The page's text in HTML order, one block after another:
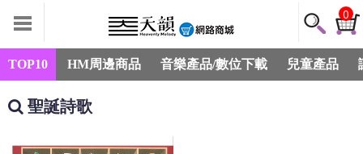
0
TOP10 HM周邊商品 音樂產品/數位下載 兒童產品
聖誕詩歌